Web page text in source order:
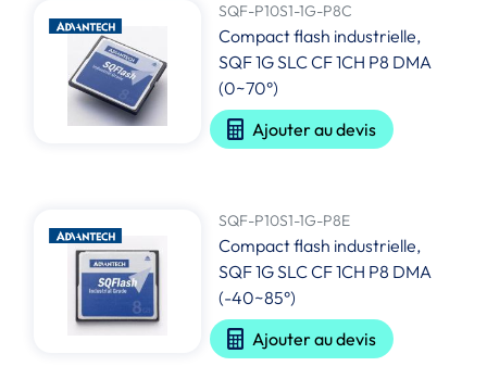
SQF-P10S1-1G-P8C
Compact flash industrielle,
SQF 1G SLC CF 1CH P8 DMA
(0~70°)
Ajouter au devis
SQF-P10S1-1G-P8E
Compact flash industrielle,
SQF 1G SLC CF 1CH P8 DMA
(-40~85°)
Ajouter au devis